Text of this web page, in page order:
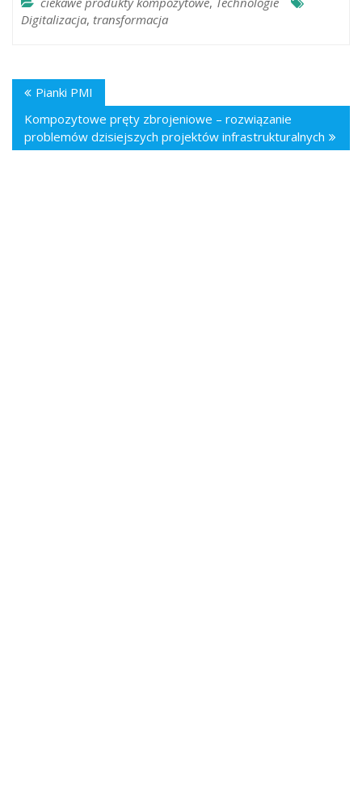
Digitalizacja, transformacja
Pianki PMI
Kompozytowe pręty zbrojeniowe – rozwiązanie
problemów dzisiejszych projektów infrastrukturalnych